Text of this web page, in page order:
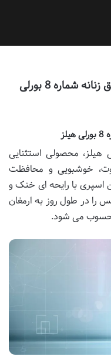
نقد و بررسی کامل اسپری ضد تعریق زنانه شماره 8 بورلی
تعریق زنانه شماره 8 بورلی هیلز، محصولی استثنایی
خوشبویی و محافظت
اسپری با رایحه ای خنک و
را در طول روز به ارمغان
محسوب می شود.